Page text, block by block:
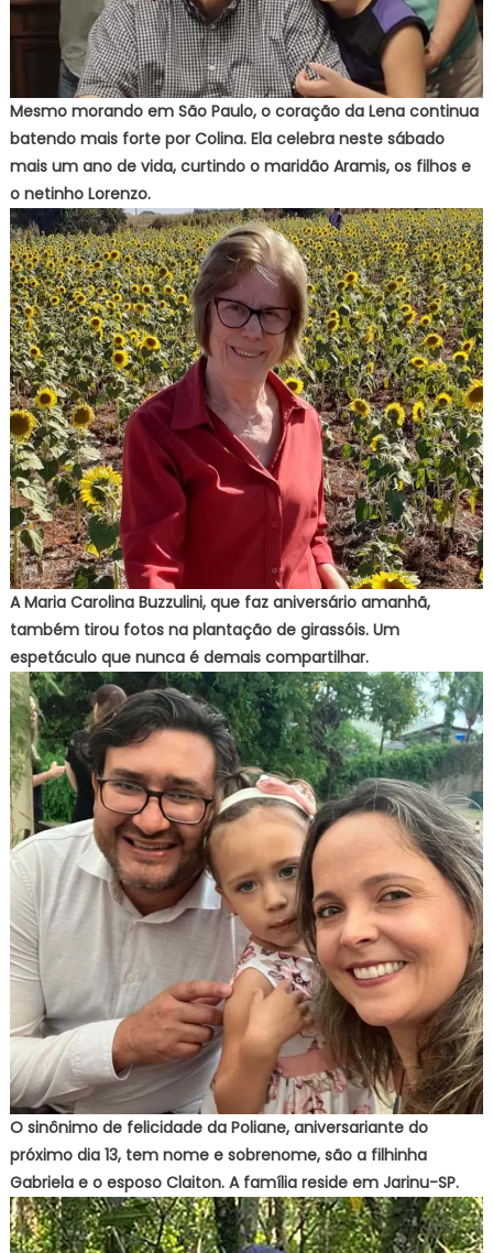
Mesmo morando em São Paulo, o coração da Lena continua
batendo mais forte por Colina. Ela celebra neste sábado
mais um ano de vida, curtindo o maridão Aramis, os filhos e
o netinho Lorenzo.
A Maria Carolina Buzzulini, que faz aniversário amanhã,
também tirou fotos na plantação de girassóis. Um
espetáculo que nunca é demais compartilhar.
O sinônimo de felicidade da Poliane, aniversariante do
próximo dia 13, tem nome e sobrenome, são a filhinha
Gabriela e o esposo Claiton. A família reside em Jarinu-SP.